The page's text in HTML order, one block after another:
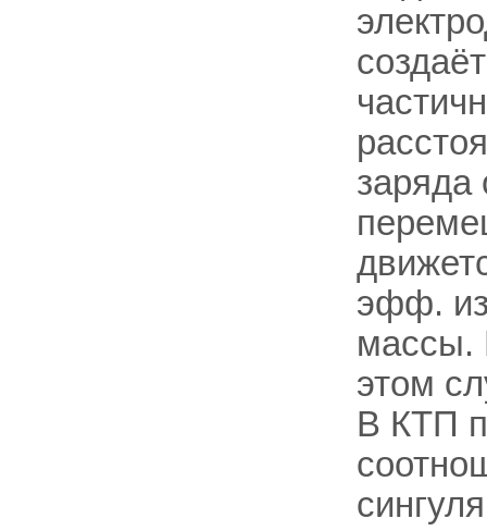
заряда
эфф.
массы.
этом
В КТП